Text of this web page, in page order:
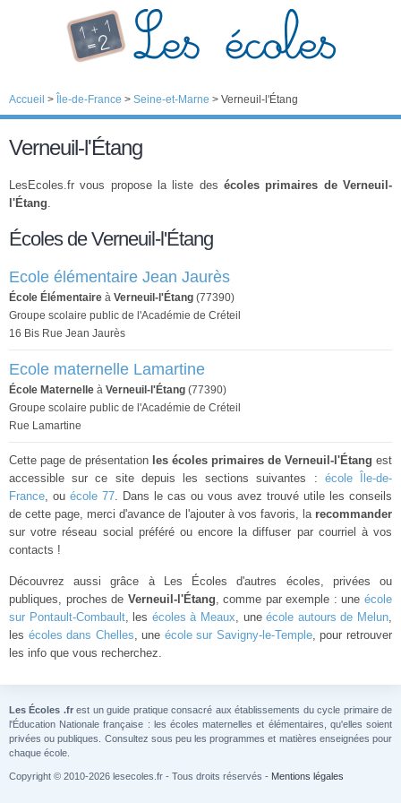
Accueil > Île-de-France > Seine-et-Marne > Verneuil-l'Étang
Verneuil-l'Étang
LesEcoles.fr vous propose la liste des écoles primaires de Verneuil-
l'Étang.
Écoles de Verneuil-l'Étang
Ecole élémentaire Jean Jaurès
École Élémentaire à Verneuil-l'Étang (77390)
Groupe scolaire public de l'Académie de Créteil
16 Bis Rue Jean Jaurès
Ecole maternelle Lamartine
École Maternelle à Verneuil-l'Étang (77390)
Groupe scolaire public de l'Académie de Créteil
Rue Lamartine
Cette page de présentation les écoles primaires de Verneuil-l'Étang est
accessible sur ce site depuis les sections suivantes : école Île-de-
France, ou école 77. Dans le cas ou vous avez trouvé utile les conseils
de cette page, merci d'avance de l'ajouter à vos favoris, la recommander
sur votre réseau social préféré ou encore la diffuser par courriel à vos
contacts !
Découvrez aussi grâce à Les Écoles d'autres écoles, privées ou
publiques, proches de Verneuil-l'Étang, comme par exemple : uneécole
sur Pontault-Combault, les écoles à Meaux, uneécole autours de Melun,
les écoles dans Chelles, une école sur Savigny-le-Temple, pour retrouver
les info que vous recherchez.
Les Écoles .frest un guide pratique consacré aux établissements du cycle primaire de
l'Éducation Nationale française : les écoles maternelles et élémentaires, qu'elles soient
privées ou publiques. Consultez sous peu les programmes et matières enseignées pour
chaque école.
Copyright © 2010-2026 lesecoles.fr - Tous droits réservés - Mentions légales